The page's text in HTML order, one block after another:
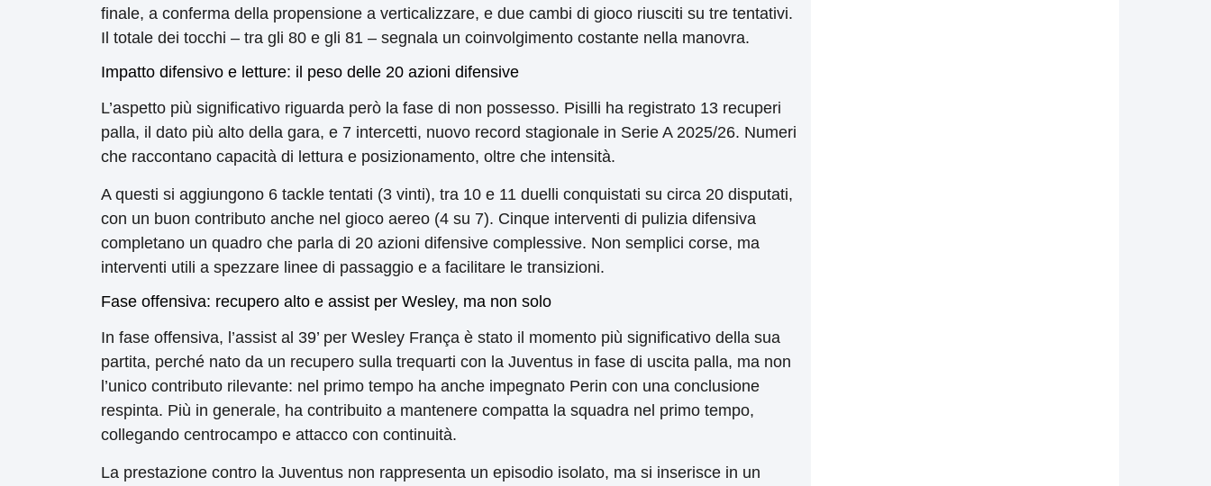
finale, a conferma della propensione a verticalizzare, e due cambi di gioco riusciti su tre tentativi.
Il totale dei tocchi – tra gli 80 e gli 81 – segnala un coinvolgimento costante nella manovra.
Impatto difensivo e letture: il peso delle 20 azioni difensive
L’aspetto più significativo riguarda però la fase di non possesso. Pisilli ha registrato 13 recuperi
palla, il dato più alto della gara, e 7 intercetti, nuovo record stagionale in Serie A 2025/26. Numeri
che raccontano capacità di lettura e posizionamento, oltre che intensità.
A questi si aggiungono 6 tackle tentati (3 vinti), tra 10 e 11 duelli conquistati su circa 20 disputati,
con un buon contributo anche nel gioco aereo (4 su 7). Cinque interventi di pulizia difensiva
completano un quadro che parla di 20 azioni difensive complessive. Non semplici corse, ma
interventi utili a spezzare linee di passaggio e a facilitare le transizioni.
Fase offensiva: recupero alto e assist per Wesley, ma non solo
In fase offensiva, l’assist al 39’ per Wesley França è stato il momento più significativo della sua
partita, perché nato da un recupero sulla trequarti con la Juventus in fase di uscita palla, ma non
l’unico contributo rilevante: nel primo tempo ha anche impegnato Perin con una conclusione
respinta. Più in generale, ha contribuito a mantenere compatta la squadra nel primo tempo,
collegando centrocampo e attacco con continuità.
La prestazione contro la Juventus non rappresenta un episodio isolato, ma si inserisce in un